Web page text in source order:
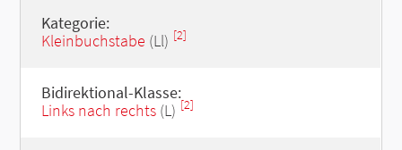
Kategorie:
Kleinbuchstabe (Ll) [2]
Bidirektional-Klasse:
Links nach rechts(L) [2]